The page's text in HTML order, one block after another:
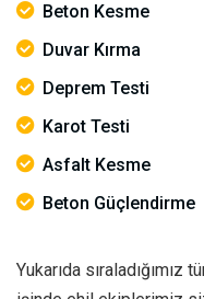
Beton Kesme
Duvar Kırma
Deprem Testi
Karot Testi
Asfalt Kesme
Beton Güçlendirme
Yukarıda sıraladığımız